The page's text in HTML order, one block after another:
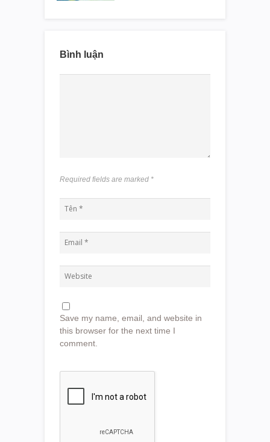
Bình luận
Required fields are marked *
Save my name, email, and website in
this browser for the next time I
comment.